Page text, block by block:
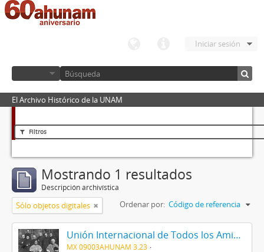
Iniciar sesión
El Archivo Histórico de la UNAM
Filtros
Mostrando 1 resultados
Descripción archivística
Sólo objetos digitales Ordenar por: Código de referencia
Unión Internacional de Todos los Amigos (VITA-México)
MX 09003AHUNAM 3.23